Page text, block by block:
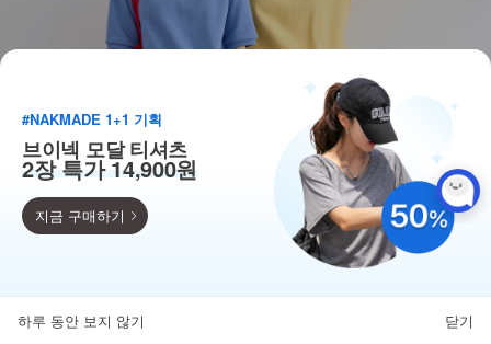
득템찬스
#NAKMADE 1+1 기획
브이넥 모달 티셔츠
2장 특가 14,900원
지금 구매하기
하루 동안 보지 않기 닫기
뒤로가기 카테고리 마이페이지